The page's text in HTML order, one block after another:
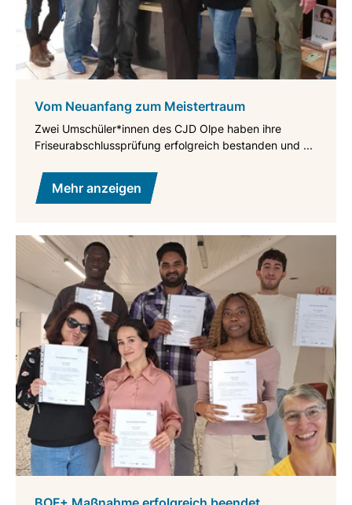
Vom Neuanfang zum Meistertraum
Zwei Umschüler*innen des CJD Olpe haben ihre
Friseurabschlussprüfung erfolgreich bestanden und ...
Mehr anzeigen